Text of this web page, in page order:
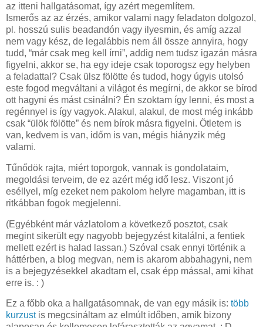
az itteni hallgatásomat, így azért megemlítem.
Ismerős az az érzés, amikor valami nagy feladaton dolgozol,
pl. hosszú sulis beadandón vagy ilyesmin, és amíg azzal
nem vagy kész, de legalábbis nem áll össze annyira, hogy
tudd, “már csak meg kell írni”, addig nem tudsz igazán másra
figyelni, akkor se, ha egy ideje csak toporogsz egy helyben
a feladattal? Csak ülsz fölötte és tudod, hogy úgyis utolsó
este fogod megváltani a világot és megírni, de akkor se bírod
ott hagyni és mást csinálni? Én szoktam így lenni, és most a
regénnyel is így vagyok. Alakul, alakul, de most még inkább
csak “ülök fölötte” és nem bírok másra figyelni. Ötletem is
van, kedvem is van, időm is van, mégis hiányzik még
valami.
Tűnődök rajta, miért toporgok, vannak is gondolataim,
megoldási terveim, de ez azért még idő lesz. Viszont jó
eséllyel, míg ezeket nem pakolom helyre magamban, itt is
ritkábban fogok megjelenni.
(Egyébként már vázlatolom a következő posztot, csak
megint sikerült egy nagyobb bejegyzést kitalálni, a fentiek
mellett ezért is halad lassan.) Szóval csak ennyi történik a
háttérben, a blog megvan, nem is akarom abbahagyni, nem
is a bejegyzésekkel akadtam el, csak épp mással, ami kihat
erre is. : )
Ez a főbb oka a hallgatásomnak, de van egy másik is: több
kurzustis megcsináltam az elmúlt időben, amik bizony